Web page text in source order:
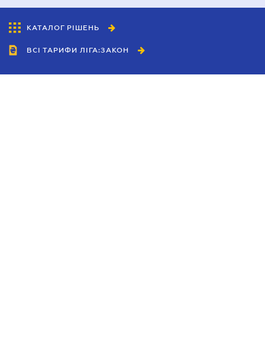
КАТАЛОГ РІШЕНЬ
ВСІ ТАРИФИ ЛІГА:ЗАКОН